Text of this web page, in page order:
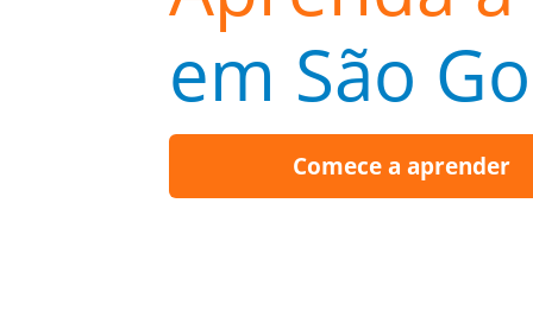
em São
Comece a aprender